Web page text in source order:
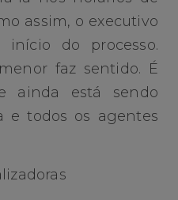
assim, o executivo
do processo.
faz sentido. É
ainda está sendo
e todos os agentes